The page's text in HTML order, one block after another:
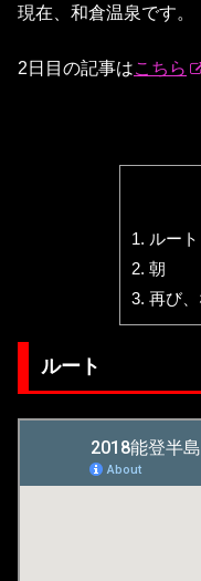
現在、和倉温泉です。
2日目の記事はこちら
1. ルート
2. 朝
3. 再び
ルート